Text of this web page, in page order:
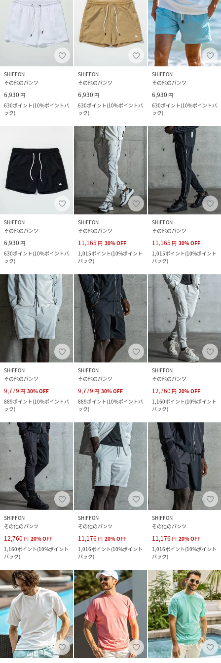
SHIFFON
その他のパンツ
6,930 円
630ポイント(10%ポイントバ
ック)
SHIFFON
その他のパンツ
6,930 円
630ポイント(10%ポイントバ
ック)
SHIFFON
その他のパンツ
6,930 円
630ポイント(10%ポイントバ
ック)
SHIFFON
その他のパンツ
6,930 円
630ポイント(10%ポイントバ
ック)
SHIFFON
その他のパンツ
11,165 円 30%OFF
1,015ポイント(10%ポイント
バック)
SHIFFON
その他のパンツ
11,165 円 30%OFF
1,015ポイント(10%ポイント
バック)
SHIFFON
その他のパンツ
9,779 円 30%OFF
889ポイント(10%ポイントバ
ック)
SHIFFON
その他のパンツ
9,779 円 30%OFF
889ポイント(10%ポイントバ
ック)
SHIFFON
その他のパンツ
12,760 円 20%OFF
1,160ポイント(10%ポイント
バック)
SHIFFON
その他のパンツ
12,760 円 20%OFF
1,160ポイント(10%ポイント
バック)
SHIFFON
その他のパンツ
11,176 円 20%OFF
1,016ポイント(10%ポイント
バック)
SHIFFON
その他のパンツ
11,176 円 20%OFF
1,016ポイント(10%ポイント
バック)